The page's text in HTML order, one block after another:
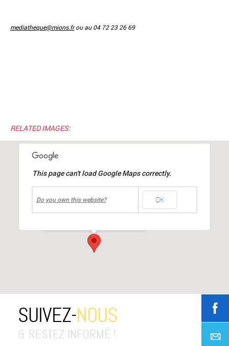
mediatheque@mions.frou au 04 72 23 26 69
RELATED IMAGES:
Médiathèque Jacques Prévert
This page can't load Google Maps correctly.
Do you own this website? OK
SUIVEZ-NOUS
& RESTEZ INFORMÉ !